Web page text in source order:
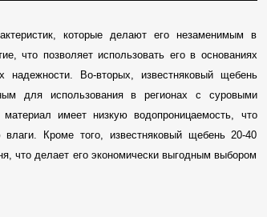
которые делают его незаменимым в
что позволяет использовать его в основаниях
надежности. Во-вторых, известняковый щебень
для использования в регионах с суровыми
имеет низкую водопроницаемость, что
влаги. Кроме того, известняковый щебень 20-40
что делает его экономически выгодным выбором